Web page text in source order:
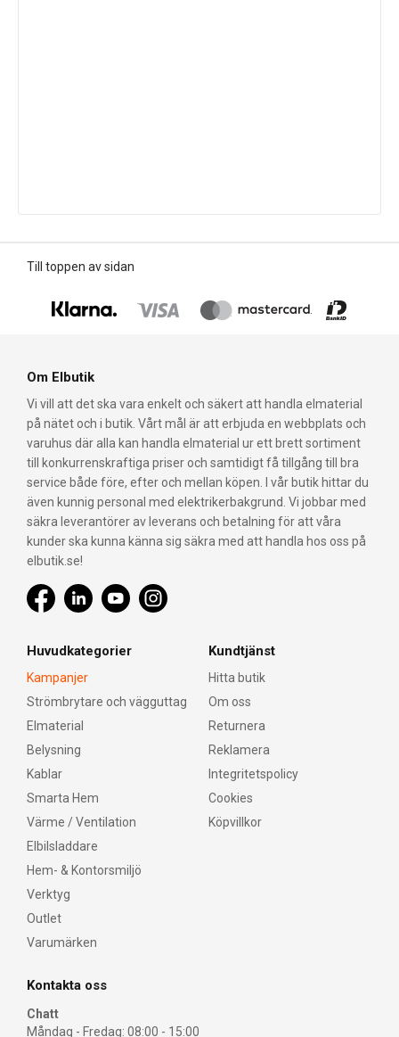
Till toppen av sidan
Om Elbutik
Vi vill att det ska vara enkelt och säkert att handla elmaterial
på nätet och i butik. Vårt mål är att erbjuda en webbplats och
varuhus där alla kan handla elmaterial ur ett brett sortiment
till konkurrenskraftiga priser och samtidigt få tillgång till bra
service både före, efter och mellan köpen. I vår butik hittar du
även kunnig personal med elektrikerbakgrund. Vi jobbar med
säkra leverantörer av leverans och betalning för att våra
kunder ska kunna känna sig säkra med att handla hos oss på
elbutik.se!
Huvudkategorier
Kampanjer
Strömbrytare och vägguttag
Elmaterial
Belysning
Kablar
Smarta Hem
Värme / Ventilation
Elbilsladdare
Hem- & Kontorsmiljö
Verktyg
Outlet
Varumärken
Kundtjänst
Hitta butik
Om oss
Returnera
Reklamera
Integritetspolicy
Cookies
Köpvillkor
Kontakta oss
Chatt
Måndag - Fredag: 08:00 - 15:00